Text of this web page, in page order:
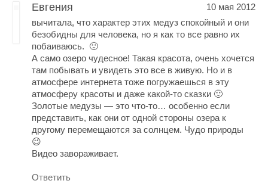
Евгения
10 мая 2012
вычитала, что характер этих медуз спокойный и они
безобидны для человека, но я как то все равно их
побаиваюсь. 🙁
А само озеро чудесное! Такая красота, очень хочется
там побывать и увидеть это все в живую. Но и в
атмосфере интернета тоже погружаешься в эту
атмосферу красоты и даже какой-то сказки 🙂
Золотые медузы — это что-то… особенно если
представить, как они от одной стороны озера к
другому перемещаются за солнцем. Чудо природы
😉
Видео завораживает.
Ответить